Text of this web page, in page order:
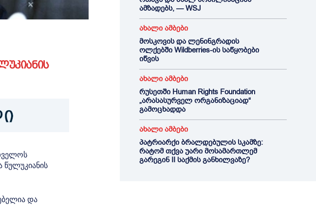
წულუკიანის
და
ამზადებს, — WSJ
ახალი ამბები
მოსკოვის და ლენინგრადის
ოლქებში Wildberries-ის საწყობები
იწვის
ახალი ამბები
რუსეთში Human Rights Foundation
„არასასურველ ორგანიზაციად“
გამოცხადდა
ახალი ამბები
პატრიარქი ბრალდებულის სკამზე:
რატომ თქვა უარი მოსამართლემ
გარეგინ II საქმის განხილვაზე?